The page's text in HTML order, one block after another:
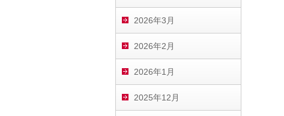
2026年3月
2026年2月
2026年1月
2025年12月